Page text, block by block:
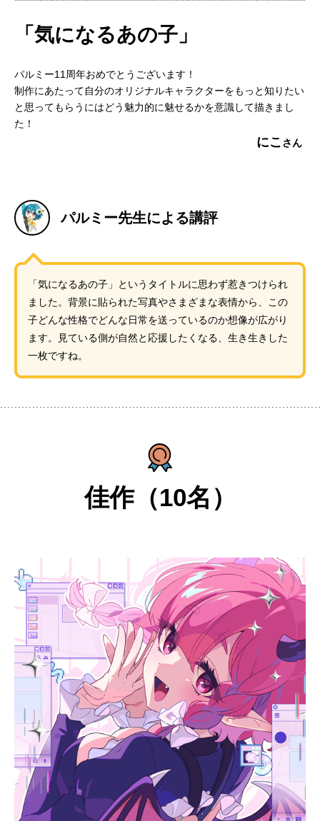
「気になるあの子」
パルミー11周年おめでとうございます！
制作にあたって自分のオリジナルキャラクターをもっと知りたい
と思ってもらうにはどう魅力的に魅せるかを意識して描きまし
た！
にこ
パルミー先生による講評
「気になるあの子」というタイトルに思わず惹きつけられ
ました。背景に貼られた写真やさまざまな表情から、この
子どんな性格でどんな日常を送っているのか想像が広がり
ます。見ている側が自然と応援したくなる、生き生きした
一枚ですね。
佳作（10名）